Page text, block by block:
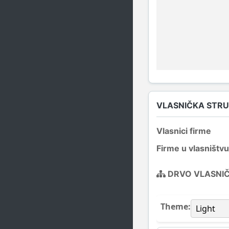
VLASNIČKA
Vlasnici firme
Firme u vlasništvu
DRVO
Theme: